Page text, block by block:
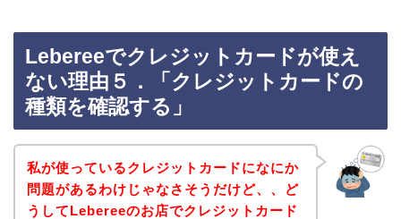
Lebereeでクレジットカードが使え
ない理由５．「クレジットカードの
種類を確認する」
私が使っているクレジットカードになにか
問題があるわけじゃなさそうだけど、、ど
うしてLebereeのお店でクレジットカード